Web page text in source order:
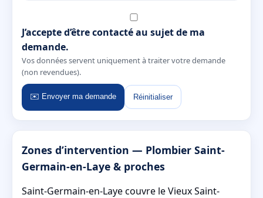
J’accepte d’être contacté au sujet de ma
demande.
Vos données servent uniquement à traiter votre demande
(non revendues).
✉️ Envoyer ma demande Réinitialiser
Zones d’intervention — Plombier Saint-
Germain-en-Laye & proches
Saint-Germain-en-Laye couvre le Vieux Saint-